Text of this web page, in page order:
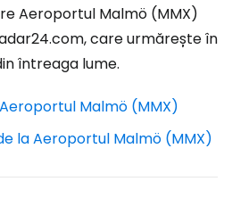
Aeroportul Malmö (MMX)
care urmărește în
întreaga lume.
Malmö (MMX)
la Aeroportul Malmö (MMX)